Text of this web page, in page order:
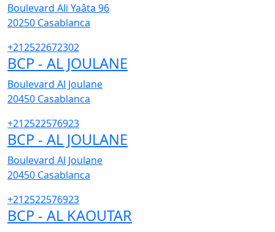
Boulevard Ali Yaâta 96
20250 Casablanca
+212522672302
BCP - AL JOULANE
Boulevard Al Joulane
20450 Casablanca
+212522576923
BCP - AL JOULANE
Boulevard Al Joulane
20450 Casablanca
+212522576923
BCP - AL KAOUTAR